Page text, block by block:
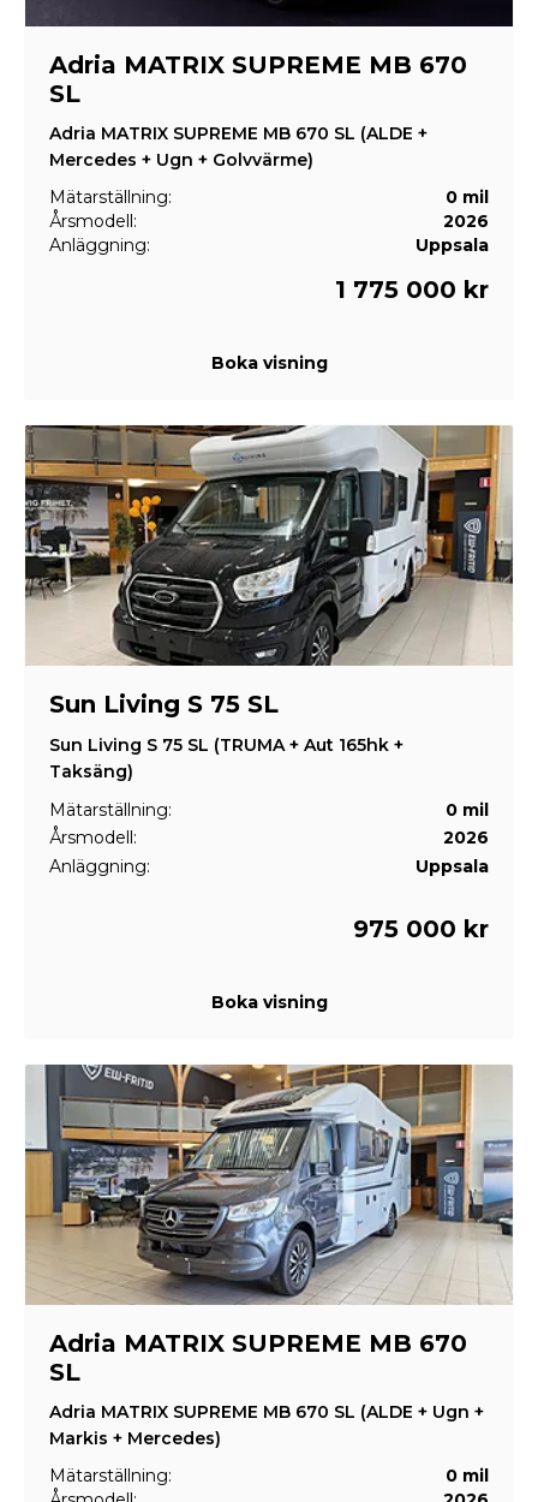
Adria MATRIX SUPREME MB 670
SL
Adria MATRIX SUPREME MB 670 SL (ALDE +
Mercedes + Ugn + Golvvärme)
Mätarställning:
0 mil
Årsmodell:
2026
Anläggning:
Uppsala
1 775 000 kr
Boka visning
Sun Living S 75 SL
Sun Living S 75 SL (TRUMA + Aut 165hk +
Taksäng)
Mätarställning:
0 mil
Årsmodell:
2026
Anläggning:
Uppsala
975 000 kr
Boka visning
Adria MATRIX SUPREME MB 670
SL
Adria MATRIX SUPREME MB 670 SL (ALDE + Ugn +
Markis + Mercedes)
Mätarställning:
0 mil